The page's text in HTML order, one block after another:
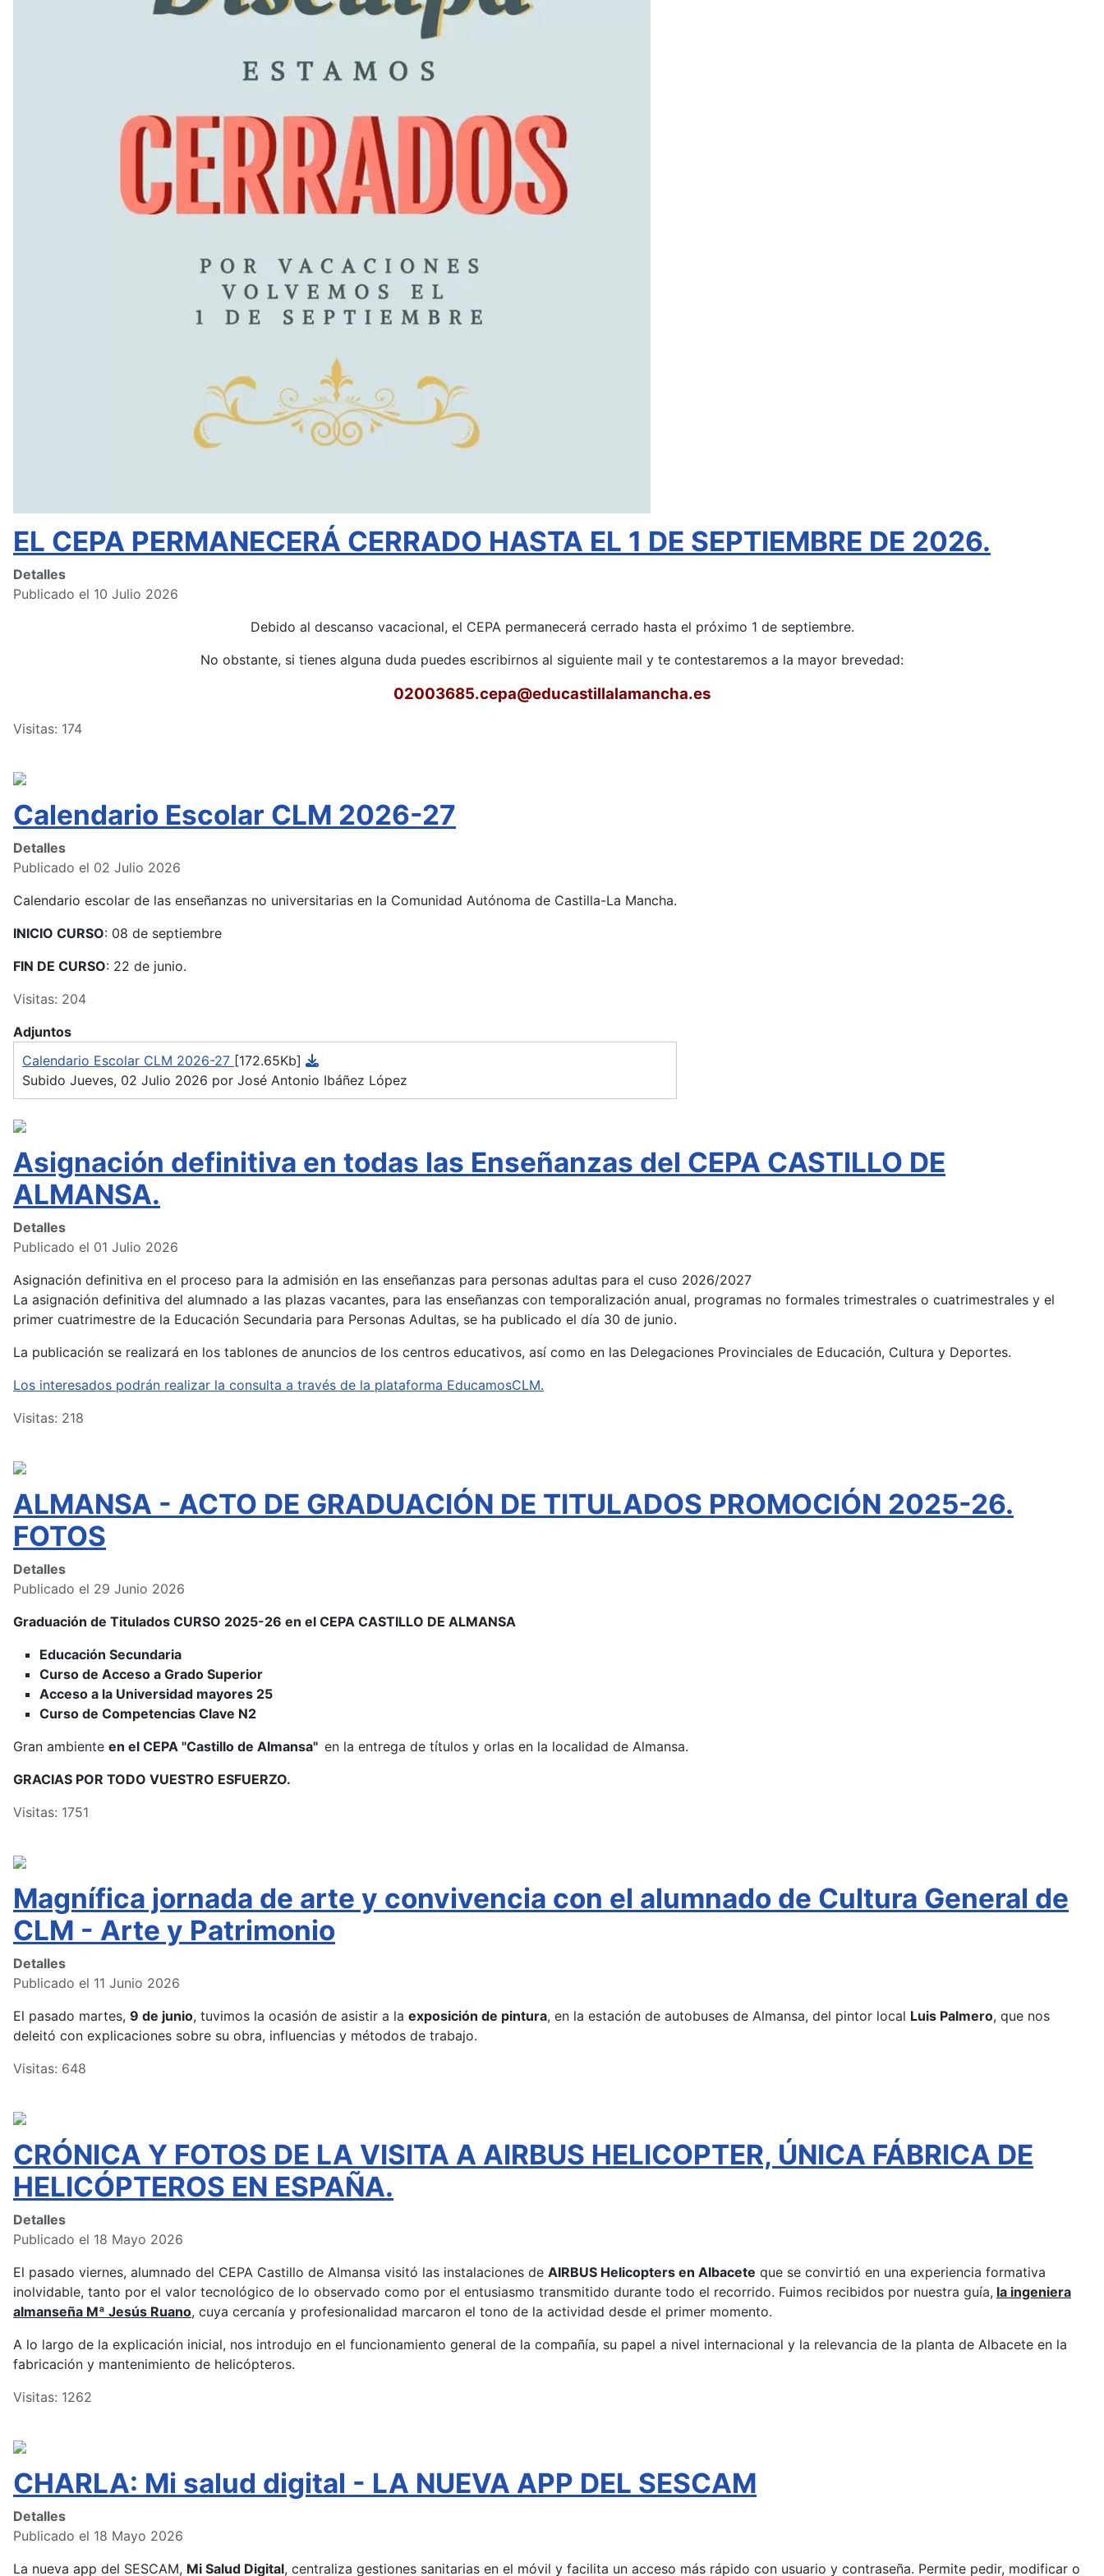
EL CEPA PERMANECERÁ CERRADO HASTA EL 1 DE SEPTIEMBRE DE 2026.
Detalles
Publicado el 10 Julio 2026
Debido al descanso vacacional, el CEPA permanecerá cerrado hasta el próximo 1 de septiembre.
No obstante, si tienes alguna duda puedes escribirnos al siguiente mail y te contestaremos a la mayor brevedad:
02003685.cepa@educastillalamancha.es
Visitas: 174
Calendario Escolar CLM 2026-27
Detalles
Publicado el 02 Julio 2026
Calendario escolar de las enseñanzas no universitarias en la Comunidad Autónoma de Castilla-La Mancha.
INICIO CURSO: 08 de septiembre
FIN DE CURSO: 22 de junio.
Visitas: 204
Adjuntos
Calendario Escolar CLM 2026-27 [172.65Kb]
Subido Jueves, 02 Julio 2026 por José Antonio Ibáñez López
Asignación definitiva en todas las Enseñanzas del CEPA CASTILLO DE
ALMANSA.
Detalles
Publicado el 01 Julio 2026
Asignación definitiva en el proceso para la admisión en las enseñanzas para personas adultas para el cuso 2026/2027
La asignación definitiva del alumnado a las plazas vacantes, para las enseñanzas con temporalización anual, programas no formales trimestrales o cuatrimestrales y el
primer cuatrimestre de la Educación Secundaria para Personas Adultas, se ha publicado el día 30 de junio.
La publicación se realizará en los tablones de anuncios de los centros educativos, así como en las Delegaciones Provinciales de Educación, Cultura y Deportes.
Los interesados podrán realizar la consulta a través de la plataforma EducamosCLM.
Visitas: 218
ALMANSA - ACTO DE GRADUACIÓN DE TITULADOS PROMOCIÓN 2025-26.
FOTOS
Detalles
Publicado el 29 Junio 2026
Graduación de Titulados CURSO 2025-26 en el CEPA CASTILLO DE ALMANSA
Educación Secundaria
Curso de Acceso a Grado Superior
Acceso a la Universidad mayores 25
Curso de Competencias Clave N2
Gran ambiente en el CEPA "Castillo de Almansa" en la entrega de títulos y orlas en la localidad de Almansa.
GRACIAS POR TODO VUESTRO ESFUERZO.
Visitas: 1751
Magnífica jornada de arte y convivencia con el alumnado de Cultura General de
CLM - Arte y Patrimonio
Detalles
Publicado el 11 Junio 2026
El pasado martes, 9 de junio, tuvimos la ocasión de asistir a la exposición de pintura, en la estación de autobuses de Almansa, del pintor local Luis Palmero, que nos
deleitó con explicaciones sobre su obra, influencias y métodos de trabajo.
Visitas: 648
CRÓNICA Y FOTOS DE LA VISITA A AIRBUS HELICOPTER, ÚNICA FÁBRICA DE
HELICÓPTEROS EN ESPAÑA.
Detalles
Publicado el 18 Mayo 2026
El pasado viernes, alumnado del CEPA Castillo de Almansa visitó las instalaciones de AIRBUS Helicopters en Albacete que se convirtió en una experiencia formativa
inolvidable, tanto por el valor tecnológico de lo observado como por el entusiasmo transmitido durante todo el recorrido. Fuimos recibidos por nuestra guía, la ingeniera
almanseña Mª Jesús Ruano, cuya cercanía y profesionalidad marcaron el tono de la actividad desde el primer momento.
A lo largo de la explicación inicial, nos introdujo en el funcionamiento general de la compañía, su papel a nivel internacional y la relevancia de la planta de Albacete en la
fabricación y mantenimiento de helicópteros.
Visitas: 1262
CHARLA: Mi salud digital - LA NUEVA APP DEL SESCAM
Detalles
Publicado el 18 Mayo 2026
La nueva app del SESCAM, Mi Salud Digital, centraliza gestiones sanitarias en el móvil y facilita un acceso más rápido con usuario y contraseña. Permite pedir, modificar o